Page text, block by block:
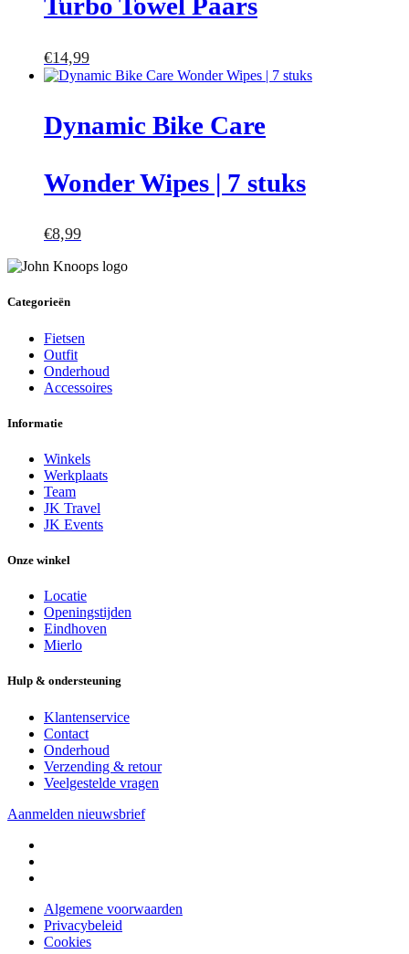
Turbo Towel Paars
€14,99
Dynamic Bike Care
Wonder Wipes | 7 stuks
€8,99
Categorieën
Fietsen
Outfit
Onderhoud
Accessoires
Informatie
Winkels
Werkplaats
Team
JK Travel
JK Events
Onze winkel
Locatie
Openingstijden
Eindhoven
Mierlo
Hulp & ondersteuning
Klantenservice
Contact
Onderhoud
Verzending & retour
Veelgestelde vragen
Aanmelden nieuwsbrief
Algemene voorwaarden
Privacybeleid
Cookies